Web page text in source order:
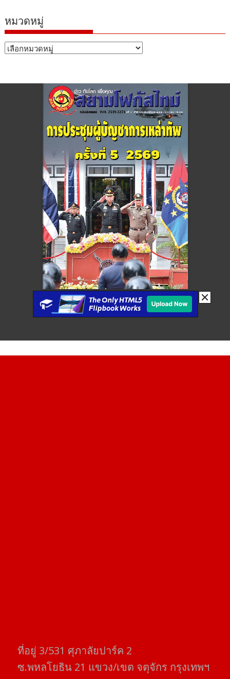
หมวดหมู่
หมวด
ที่อยู่​ 3/531​ ศุภาลัยปาร์ค​ 2
ซ.พหลโยธิน​ 21​ แขวง/เขต​ จตุจักร​ กรุงเทพฯ